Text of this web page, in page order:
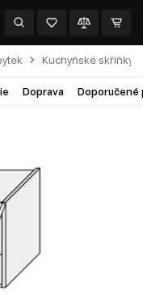
Kuchyňské skříňky
Doprava Doporučené